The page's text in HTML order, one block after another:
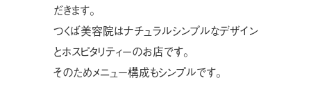
だきます。
つくば美容院はナチュラルシンプルなデザイン
とホスピタリティーのお店です。
そのためメニュー構成もシンプルです。